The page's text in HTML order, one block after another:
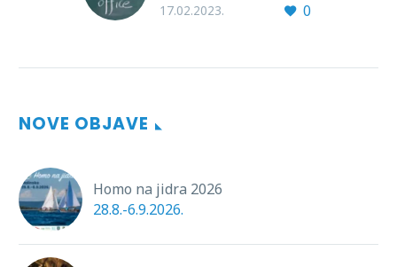
Malinska-Dubašnica
biti zatvoren za rad sa
0
17.02.2023.
NOVE OBJAVE
Homo na jidra 2026
28.8.-6.9.2026.